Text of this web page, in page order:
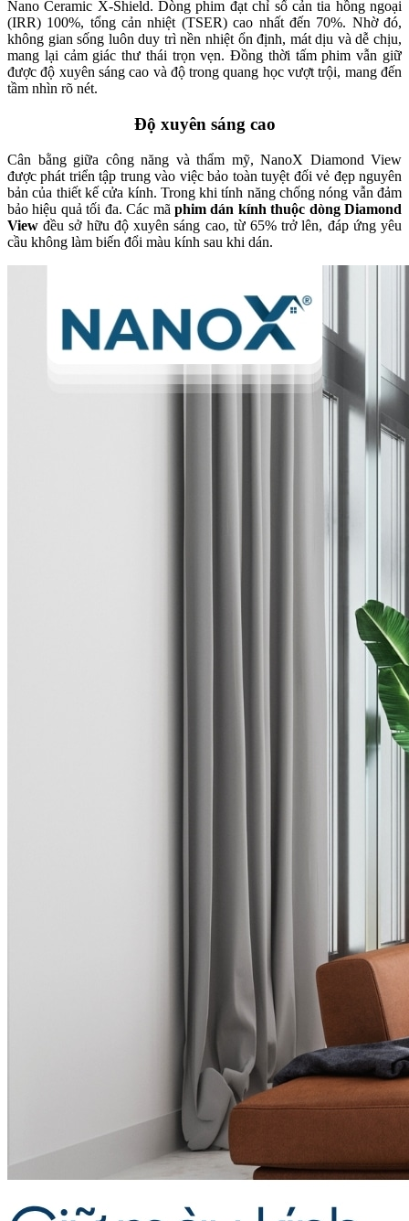
Nano Ceramic X-Shield. Dòng phim đạt chỉ số cản tia hồng ngoại
(IRR) 100%, tổng cản nhiệt (TSER) cao nhất đến 70%. Nhờ đó,
không gian sống luôn duy trì nền nhiệt ổn định, mát dịu và dễ chịu,
mang lại cảm giác thư thái trọn vẹn. Đồng thời tấm phim vẫn giữ
được độ xuyên sáng cao và độ trong quang học vượt trội, mang đến
tầm nhìn rõ nét.
Độ xuyên sáng cao
Cân bằng giữa công năng và thẩm mỹ, NanoX Diamond View
được phát triển tập trung vào việc bảo toàn tuyệt đối vẻ đẹp nguyên
bản của thiết kế cửa kính. Trong khi tính năng chống nóng vẫn đảm
bảo hiệu quả tối đa. Các mã phim dán kính thuộc dòng Diamond
View đều sở hữu độ xuyên sáng cao, từ 65% trở lên, đáp ứng yêu
cầu không làm biến đổi màu kính sau khi dán.